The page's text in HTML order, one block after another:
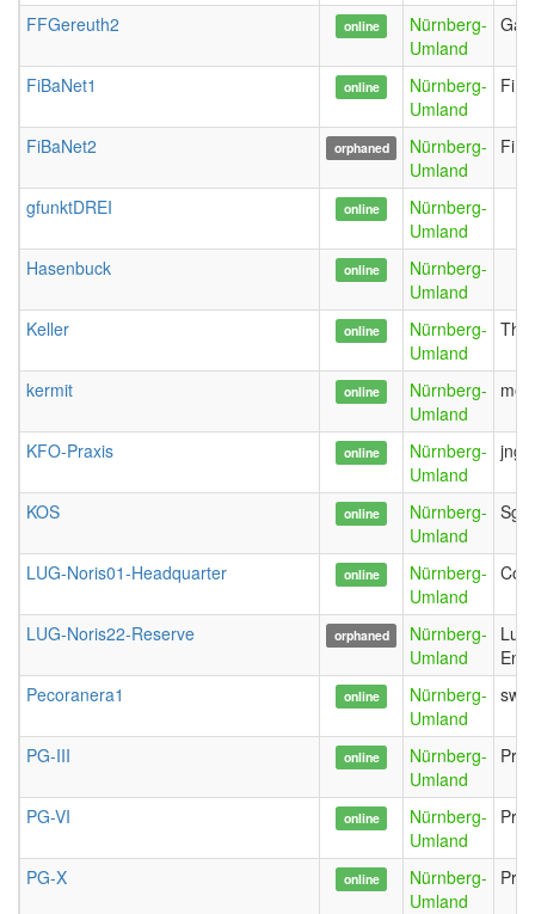
FFGereuth2 online
Nürnberg-
Umland
FiBaNet1 online
Nürnberg-
Umland
FiBaNet2 orphaned
Nürnberg-
Umland
gfunktDREI online
Nürnberg-
Umland
Hasenbuck
online
Nürnberg-
Umland
Keller
online
Nürnberg-
Umland
kermit online
Nürnberg-
Umland
KFO-Praxis online
Nürnberg-
Umland
KOS online
Nürnberg-
Umland
LUG-Noris01-Headquarter online
Nürnberg-
Umland
LUG-Noris22-Reserve orphaned
Nürnberg-
Umland
Pecoranera1
online
Nürnberg-
Umland
PG-III online
Nürnberg-
Umland
PG-VI online
Nürnberg-
Umland
PG-X online
Nürnberg-
Umland